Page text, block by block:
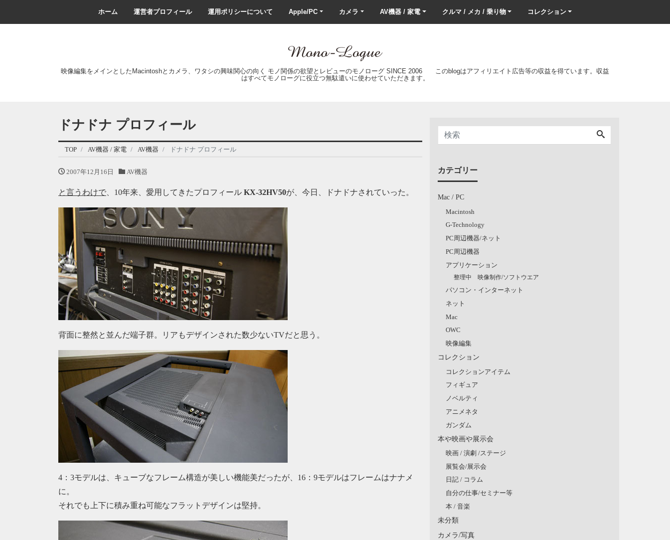
ホーム 運営者プロフィール 運用ポリシーについて Apple/PC カメラ AV機器 / 家電 クルマ / メカ / 乗り物 コレクション
映像編集をメインとしたMacintoshとカメラ、ワタシの興味関心の向く モノ関係の欲望とレビューのモノローグ SINCE 2006 このblogはアフィリエイト広告等の収益を得ています。収益
はすべてモノローグに役立つ無駄遣いに使わせていただきます。
ドナドナ プロフィール
TOP AV機器 / 家電 AV機器 ドナドナ プロフィール
2007年12月16日 AV機器
と言うわけで 、10年来、愛用してきたプロフィール KX-32HV50が、今日、ドナドナされていった。
背面に整然と並んだ端子群。リアもデザインされた数少ないTVだと思う。
4：3モデルは、キューブなフレーム構造が美しい機能美だったが、16：9モデルはフレームはナナメ
に。
それでも上下に積み重ね可能なフラットデザインは堅持。
カテゴリー
Mac / PC
Macintosh
G-Technology
PC周辺機器/ネット
PC周辺機器
アプリケーション
整理中 映像制作/ソフトウエア
パソコン・インターネット
ネット
Mac
OWC
映像編集
コレクション
コレクションアイテム
フィギュア
ノベルティ
アニメネタ
ガンダム
本や映画や展示会
映画 / 演劇 /ステージ
展覧会/展示会
日記 / コラム
自分の仕事/セミナー等
本 / 音楽
未分類
カメラ/写真